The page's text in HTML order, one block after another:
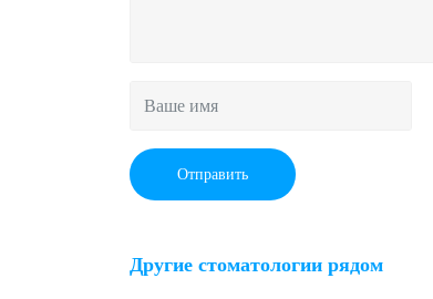
Отправить
Другие стоматологии рядом